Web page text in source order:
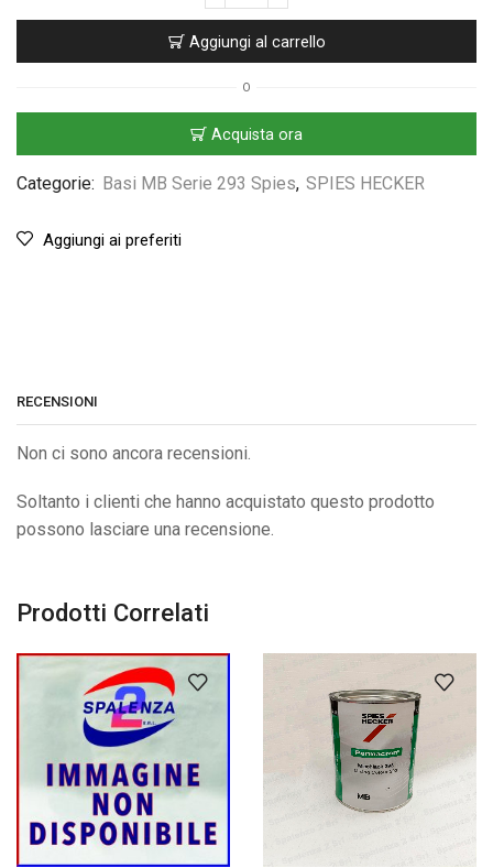
Aggiungi al carrello
O
Acquista ora
Categorie: Basi MB Serie 293 Spies, SPIES HECKER
Aggiungi ai preferiti
RECENSIONI
Non ci sono ancora recensioni.
Soltanto i clienti che hanno acquistato questo prodotto
possono lasciare una recensione.
Prodotti Correlati